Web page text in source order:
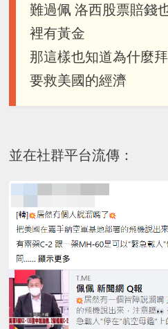
難過佩 洛西股票賠錢
裡有黃金
那這樣也知道為什麼
要救美國的經濟
並在社群平台流傳：